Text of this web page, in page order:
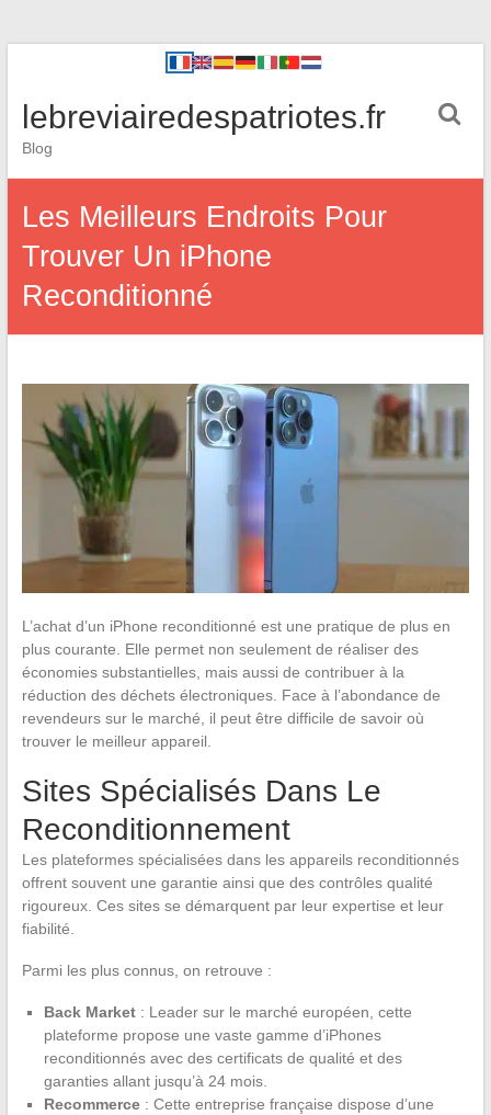
lebreviairedespatriotes.fr
Blog
Les Meilleurs Endroits Pour
Trouver Un iPhone
Reconditionné
L’achat d’un iPhone reconditionné est une pratique de plus en
plus courante. Elle permet non seulement de réaliser des
économies substantielles, mais aussi de contribuer à la
réduction des déchets électroniques. Face à l’abondance de
revendeurs sur le marché, il peut être difficile de savoir où
trouver le meilleur appareil.
Sites Spécialisés Dans Le
Reconditionnement
Les plateformes spécialisées dans les appareils reconditionnés
offrent souvent une garantie ainsi que des contrôles qualité
rigoureux. Ces sites se démarquent par leur expertise et leur
fiabilité.
Parmi les plus connus, on retrouve :
Back Market: Leader sur le marché européen, cette
plateforme propose une vaste gamme d’iPhones
reconditionnés avec des certificats de qualité et des
garanties allant jusqu’à 24 mois.
Recommerce: Cette entreprise française dispose d’une